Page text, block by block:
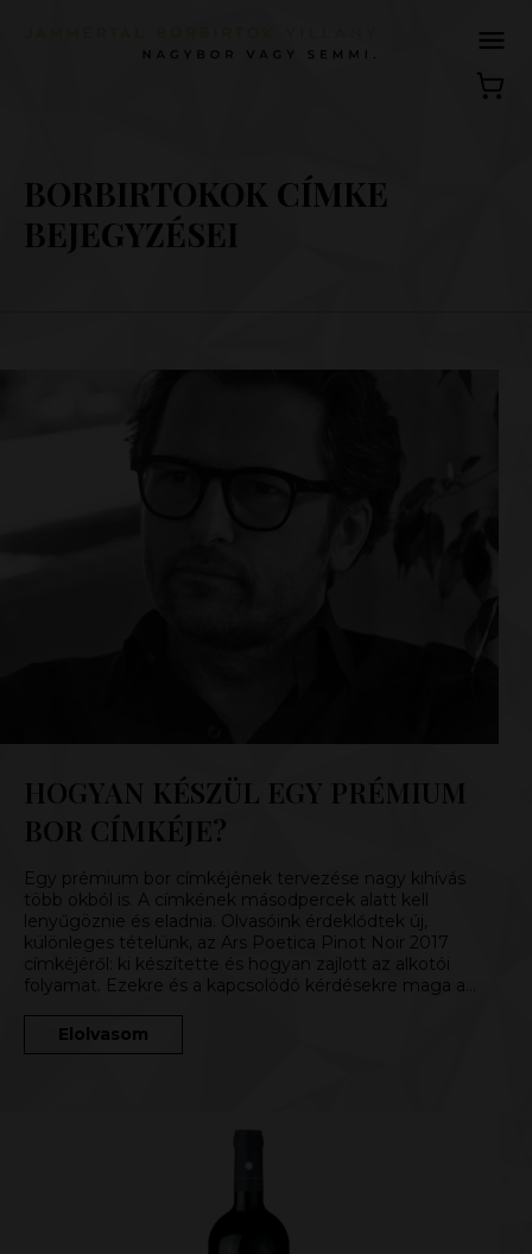
BORBIRTOKOK CÍMKE
BEJEGYZÉSEI
HOGYAN KÉSZÜL EGY PRÉMIUM
BOR CÍMKÉJE?
Egy prémium bor címkéjének tervezése nagy kihívás
több okból is. A címkének másodpercek alatt kell
lenyűgöznie és eladnia. Olvasóink érdeklődtek új,
különleges tételünk, az Ars Poetica Pinot Noir 2017
címkéjéről: ki készítette és hogyan zajlott az alkotói
folyamat. Ezekre és a kapcsolódó kérdésekre maga a…
Elolvasom